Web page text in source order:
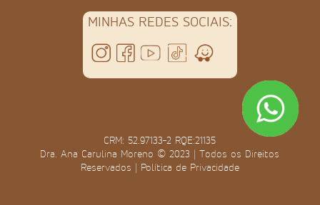
MINHAS REDES SOCIAIS:
CRM: 52.97133-2 RQE:21135
Dra. Ana Carulina Moreno © 2023 | Todos os Direitos
Reservados | Política de Privacidade